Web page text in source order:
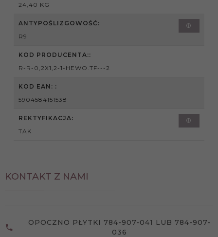
24,40 KG
ANTYPOŚLIZGOWOŚĆ:
R9
KOD PRODUCENTA::
R-R-0,2X1,2-1-HEWO.TF---2
KOD EAN: :
5904584151538
REKTYFIKACJA:
TAK
KONTAKT Z NAMI
OPOCZNO PŁYTKI 784-907-041 LUB 784-907-
036